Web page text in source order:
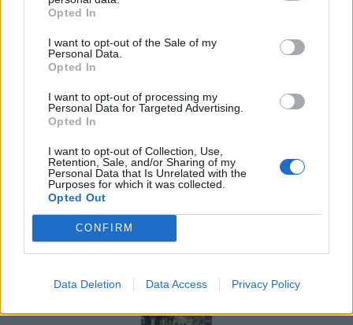
Opted In
I want to opt-out of the Sale of my
Personal Data.
Opted In
I want to opt-out of processing my
Personal Data for Targeted Advertising.
Opted In
I want to opt-out of Collection, Use,
Retention, Sale, and/or Sharing of my
Personal Data that Is Unrelated with the
Purposes for which it was collected.
Opted Out
CONFIRM
Data Deletion Data Access Privacy Policy
Tudj meg többet
Javasolj egy kutyabarát helyet!